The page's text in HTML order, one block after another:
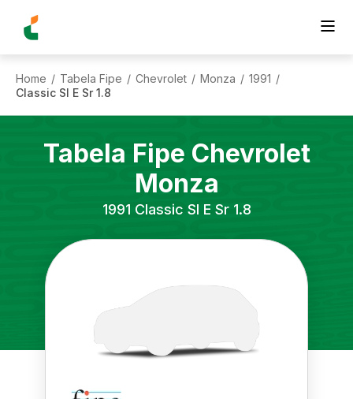
Home / Tabela Fipe / Chevrolet / Monza / 1991 /
Classic Sl E Sr 1.8
Tabela Fipe Chevrolet
Monza
1991 Classic Sl E Sr 1.8